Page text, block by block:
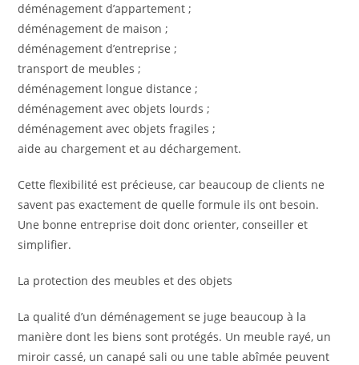
déménagement d’appartement ;
déménagement de maison ;
déménagement d’entreprise ;
transport de meubles ;
déménagement longue distance ;
déménagement avec objets lourds ;
déménagement avec objets fragiles ;
aide au chargement et au déchargement.
Cette flexibilité est précieuse, car beaucoup de clients ne
savent pas exactement de quelle formule ils ont besoin.
Une bonne entreprise doit donc orienter, conseiller et
simplifier.
La protection des meubles et des objets
La qualité d’un déménagement se juge beaucoup à la
manière dont les biens sont protégés. Un meuble rayé, un
miroir cassé, un canapé sali ou une table abîmée peuvent